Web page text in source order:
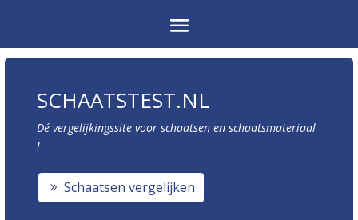
SCHAATSTEST.NL
Dé vergelijkingssite voor schaatsen en schaatsmateriaal
!
Schaatsen vergelijken